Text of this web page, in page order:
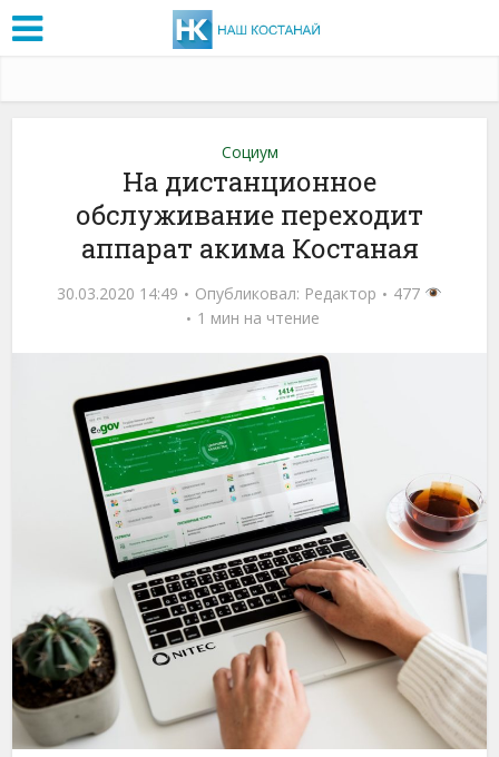
Социум
На дистанционное
обслуживание переходит
аппарат акима Костаная
30.03.2020 14:49 Опубликовал: Редактор
477
1 мин на чтение